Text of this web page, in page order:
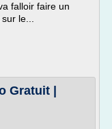
falloir faire un
le...
Gratuit |